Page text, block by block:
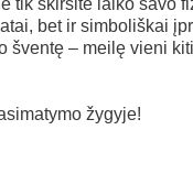
tik skirsite laiko savo
bet ir simboliškai
šventę – meilę vieni
žygyje!